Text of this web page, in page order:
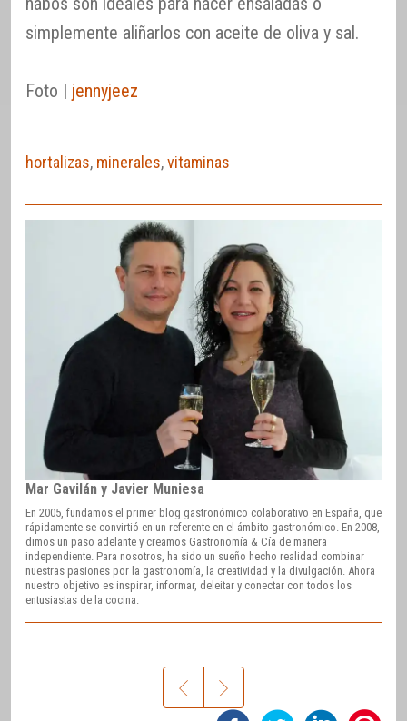
simplemente aliñarlos con aceite de oliva y sal.
Foto | jennyjeez
hortalizas, minerales,vitaminas
Mar Gavilán y Javier Muniesa
En 2005, fundamos el primer blog gastronómico colaborativo en España, que
rápidamente se convirtió en un referente en el ámbito gastronómico. En 2008,
dimos un paso adelante y creamos Gastronomía & Cía de manera
independiente. Para nosotros, ha sido un sueño hecho realidad combinar
nuestras pasiones por la gastronomía, la creatividad y la divulgación. Ahora
nuestro objetivo es inspirar, informar, deleitar y conectar con todos los
entusiastas de la cocina.